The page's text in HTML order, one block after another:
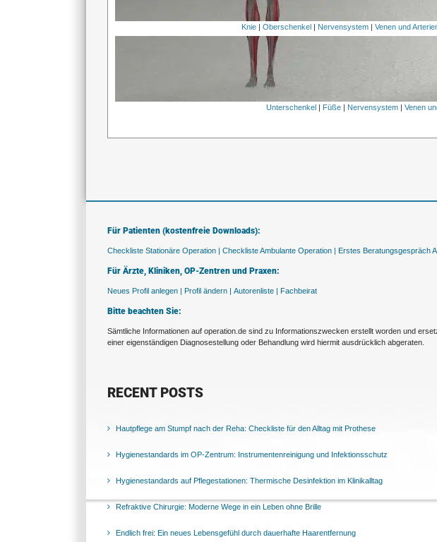
Knie| Oberschenkel Nervensystem| Venen und
Unterschenkel | Füße | Nervensystem |Venen
Für Patienten (kostenfreie Downloads):
Checkliste Stationäre Operation | Checkliste Ambulante Operation | Erstes Beratungsgespräch
Für Ärzte, Kliniken, OP-Zentren und Praxen:
Neues Profil anlegen | Profil ändern | Autorenliste | Fachbeirat
Bitte beachten Sie:
Sämtliche Informationen auf operation.de sind zu Informationszwecken erstellt worden und
einer eigenständigen Diagnosestellung oder Behandlung wird hiermit ausdrücklich abgeraten.
RECENT POSTS
Hautpflege am Stumpf nach der Reha: Checkliste für den Alltag mit Prothese
Hygienestandards im OP-Zentrum: Instrumentenreinigung und Infektionsschutz
Hygienestandards auf Pflegestationen: Thermische Desinfektion im Klinikalltag
Refraktive Chirurgie: Moderne Wege in ein Leben ohne Brille
Endlich frei: Ein neues Lebensgefühl durch dauerhafte Haarentfernung